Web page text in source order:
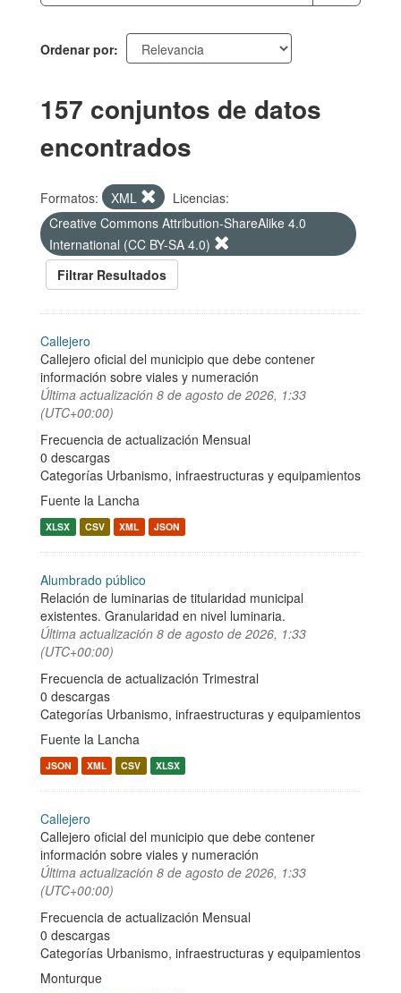
Ordenar por
157 conjuntos de datos
encontrados
Formatos: XML
Licencias:
Creative Commons Attribution-ShareAlike 4.0
International (CC BY-SA 4.0)
Filtrar Resultados
Callejero
Callejero oficial del municipio que debe contener
información sobre viales y numeración
Última actualización 8 de agosto de 2026, 1:33
(UTC+00:00)
Frecuencia de actualización Mensual
0 descargas
Categorías Urbanismo, infraestructuras y equipamientos
Fuente la Lancha
XLSX CSV XML JSON
Alumbrado público
Relación de luminarias de titularidad municipal
existentes. Granularidad en nivel luminaria.
Última actualización 8 de agosto de 2026, 1:33
(UTC+00:00)
Frecuencia de actualización Trimestral
0 descargas
Categorías Urbanismo, infraestructuras y equipamientos
Fuente la Lancha
JSON XML CSV XLSX
Callejero
Callejero oficial del municipio que debe contener
información sobre viales y numeración
Última actualización 8 de agosto de 2026, 1:33
(UTC+00:00)
Frecuencia de actualización Mensual
0 descargas
Categorías Urbanismo, infraestructuras y equipamientos
Monturque